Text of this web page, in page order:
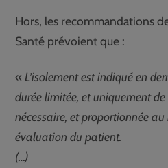
Hors, les recommandations
Santé prévoient que :
« L’isolement est indiqué en
durée limitée, et uniquement
nécessaire, et proportionnée
évaluation du patient.
(…)